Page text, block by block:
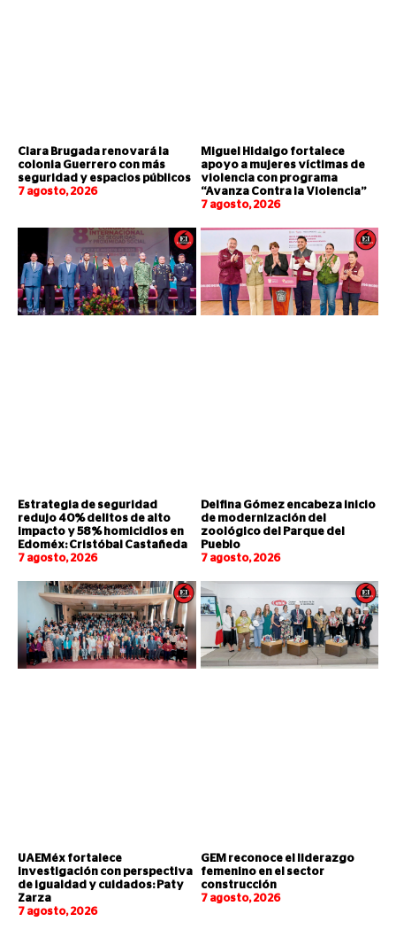
Clara Brugada renovará la
colonia Guerrero con más
seguridad y espacios públicos
7 agosto, 2026
Miguel Hidalgo fortalece
apoyo a mujeres víctimas de
violencia con programa
“Avanza Contra la Violencia”
7 agosto, 2026
Estrategia de seguridad
redujo 40% delitos de alto
impacto y 58% homicidios en
Edoméx: Cristóbal Castañeda
7 agosto, 2026
Delfina Gómez encabeza inicio
de modernización del
zoológico del Parque del
Pueblo
7 agosto, 2026
UAEMéx fortalece
investigación con perspectiva
de igualdad y cuidados: Paty
Zarza
7 agosto, 2026
GEM reconoce el liderazgo
femenino en el sector
construcción
7 agosto, 2026